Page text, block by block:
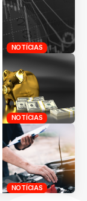
NOTÍCIAS
NOTÍCIAS
NOTÍCIAS